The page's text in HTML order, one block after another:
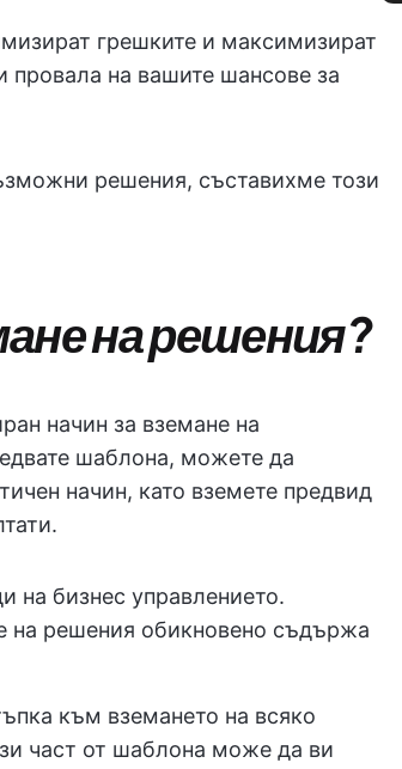
грешките и максимизират
провала на вашите шансове за
решения, съставихме този
на решения?
начин за вземане на
шаблона, можете да
начин, като вземете предвид
бизнес управлението.
на решения обикновено съдържа
към вземането на всяко
част от шаблона може да ви